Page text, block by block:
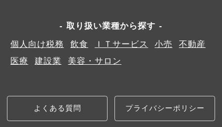
取り扱い業種から探す
個人向け税務
飲食 ＩＴサービス 小売
不動産
医療
建設業 美容・サロン
よくある質問 プライバシーポリシー